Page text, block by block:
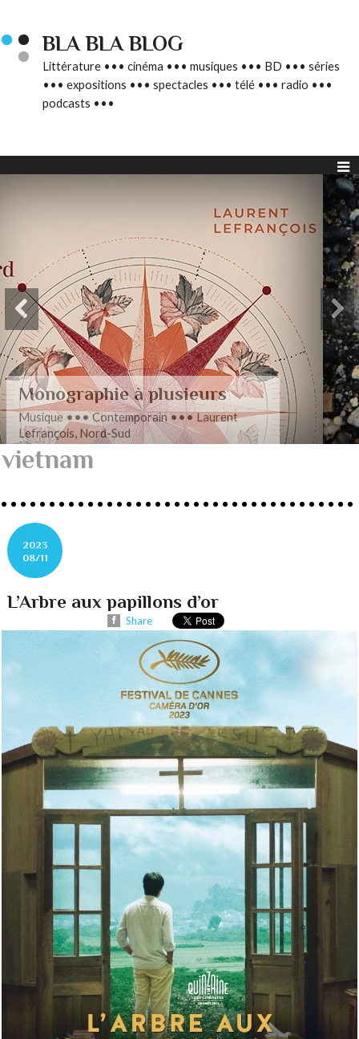
BLA BLA BLOG
Littérature ••• cinéma ••• musiques ••• BD ••• séries
••• expositions ••• spectacles ••• télé ••• radio •••
podcasts •••
Romance en musique
Musique ••• Contemporain ••• Nathan
Henninger, Romanza pour cordes
vietnam
2023
08/11
L’Arbre aux papillons d’or
Share